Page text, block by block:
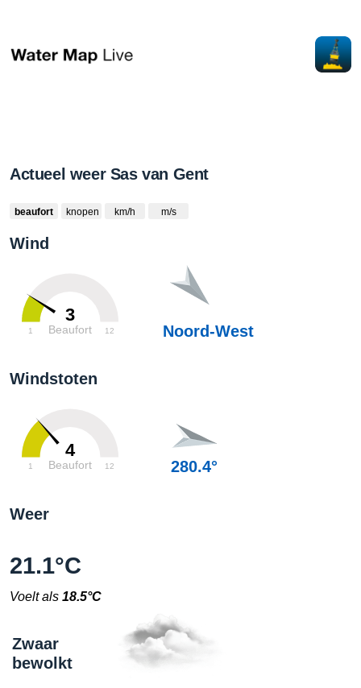
Actueel weer Sas van Gent
beaufort knopen km/h m/s
Wind
3
Beaufort
1 12 Noord-West
Windstoten
4
Beaufort
1 12 280.4°
Weer
21.1°C
Voelt als 18.5°C
Zwaar
bewolkt